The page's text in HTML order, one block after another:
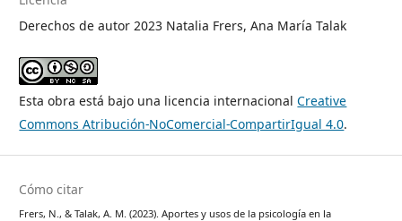
Derechos de autor 2023 Natalia Frers, Ana María Talak
Esta obra está bajo una licencia internacionalCreative
Commons Atribución-NoComercial-CompartirIgual 4.0.
Cómo citar
Frers, N., & Talak, A. M. (2023). Aportes y usos de la psicología en la